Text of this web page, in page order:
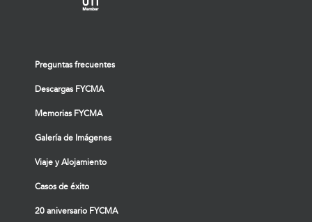
Preguntas frecuentes
Descargas FYCMA
Memorias FYCMA
Galería de Imágenes
Viaje y Alojamiento
Casos de éxito
20 aniversario FYCMA